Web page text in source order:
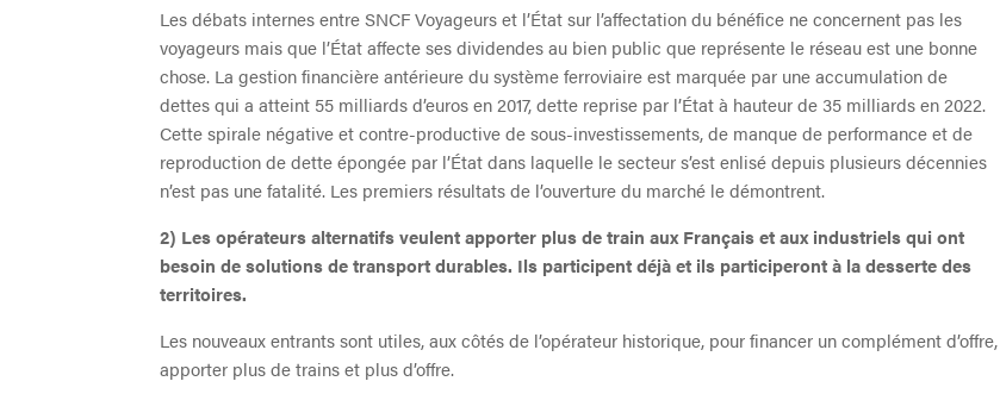
Les débats internes entre SNCF Voyageurs et l’État sur l’affectation du bénéfice ne concernent pas les
voyageurs mais que l’État affecte ses dividendes au bien public que représente le réseau est une bonne
chose. La gestion financière antérieure du système ferroviaire est marquée par une accumulation de
dettes qui a atteint 55 milliards d’euros en 2017, dette reprise par l’État à hauteur de 35 milliards en 2022.
Cette spirale négative et contre-productive de sous-investissements, de manque de performance et de
reproduction de dette épongée par l’État dans laquelle le secteur s’est enlisé depuis plusieurs décennies
n’est pas une fatalité. Les premiers résultats de l’ouverture du marché le démontrent.
2) Les opérateurs alternatifs veulent apporter plus de train aux Français et aux industriels qui ont
besoin de solutions de transport durables. Ils participent déjà et ils participeront à la desserte des
territoires.
Les nouveaux entrants sont utiles, aux côtés de l’opérateur historique, pour financer un complément d’offre,
apporter plus de trains et plus d’offre.